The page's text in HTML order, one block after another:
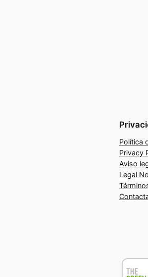
Política
Privacy
Aviso
Legal